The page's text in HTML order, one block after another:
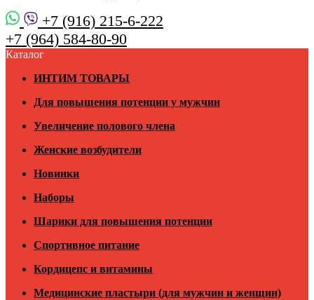
+7 (916) 215-6-222
+7 (964) 584-80-90
Каталог
ИНТИМ ТОВАРЫ
Для повышения потенции у мужчин
Увеличение полового члена
Женские возбудители
Новинки
Наборы
Шарики для повышения потенции
Спортивное питание
Кордицепс и витамины
Медицинские пластыри (для мужчин и женщин)